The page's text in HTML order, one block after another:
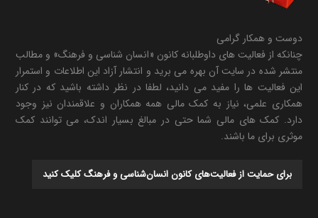
دوست و همکار گرامی
چنانکه از فعالیت های داوطلبانه کانون «انسان شناسی و فرهنگ» و مطالب
منتشر شده در سایت آن بهره می برید و انتشار آزاد این اطلاعات و استمرار
این فعالیت ها را مفید می دانید، لطفا در نظر داشته باشید که در کنار
همکاری علمی، نیاز به کمک مالی همه همکاران و علاقمندان نیز وجود
دارد. کمک های مالی شما حتی در مبالغ بسیار اندک، می توانند کمک
موثری برای ما باشند.
برای حمایت از فعالیت‌های کانون انسان‌شناسی و فرهنگ کلیک کنید